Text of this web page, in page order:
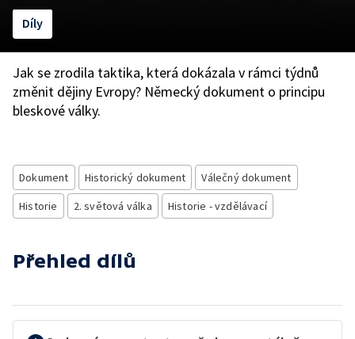
Díly
Jak se zrodila taktika, která dokázala v rámci týdnů
změnit dějiny Evropy? Německý dokument o principu
bleskové války.
Dokument Historický dokument
Válečný dokument
Historie
2. světová válka Historie - vzdělávací
Přehled dílů